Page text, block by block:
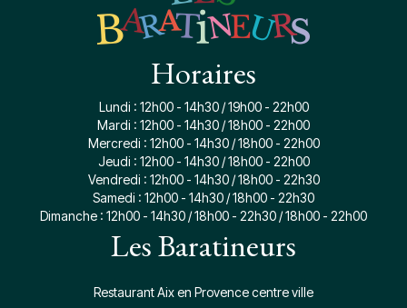
Horaires
Lundi : 12h00 - 14h30 / 19h00 - 22h00
Mardi : 12h00 - 14h30 / 18h00 - 22h00
Mercredi : 12h00 - 14h30 / 18h00 - 22h00
Jeudi : 12h00 - 14h30 / 18h00 - 22h00
Vendredi : 12h00 - 14h30 / 18h00 - 22h30
Samedi : 12h00 - 14h30 / 18h00 - 22h30
Dimanche : 12h00 - 14h30 / 18h00 - 22h30 / 18h00 - 22h00
Les Baratineurs
Restaurant Aix en Provence centre ville